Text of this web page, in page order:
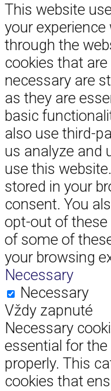
This website
your
through the
cookies that
necessary are
as they are
basic
also use third-
us analyze and
use this
stored in your
consent. You
opt-out of
of some of
your browsing
Necessary
Necessary
Vždy zapnuté
Necessary
essential for
properly. This
cookies that